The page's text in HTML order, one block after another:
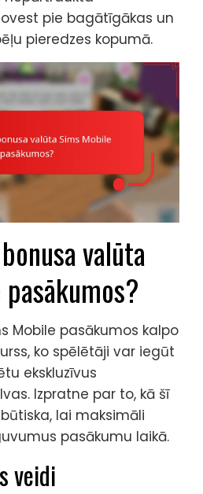
pie bagātīgākas un
pieredzes kopumā.
valūta
Mobile pasākumos kalpo
ko spēlētāji var iegūt
ekskluzīvus
Izpratne par to, kā šī
lai maksimāli
pasākumu laikā.
veidi